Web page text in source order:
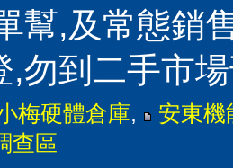
幫,及常態銷
,勿到二手市
梅硬體倉庫,
安東機
查區